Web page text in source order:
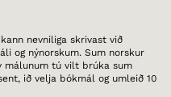
nevniliga skrivast við
og nýnorskum. Sum norskur
málunum tú vilt brúka sum
ið velja bókmál og umleið 10